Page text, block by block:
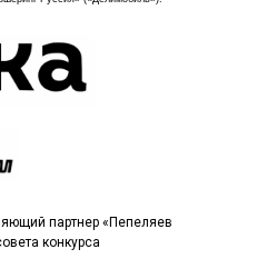
партнер «Пепеляев
конкурса